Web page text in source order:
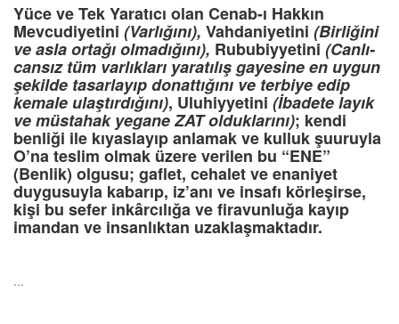
Yüce ve Tek Yaratıcı olan Cenab-ı Hakkın
Mevcudiyetini (Varlığını), Vahdaniyetini (Birliğini
ve asla ortağı olmadığını), Rububiyyetini (Canlı-
cansız tüm varlıkları yaratılış gayesine en uygun
şekilde tasarlayıp donattığını ve terbiye edip
kemale ulaştırdığını), Uluhiyyetini (İbadete layık
ve müstahak yegane ZAT olduklarını); kendi
benliği ile kıyaslayıp anlamak ve kulluk şuuruyla
O’na teslim olmak üzere verilen bu “ENE”
(Benlik) olgusu; gaflet, cehalet ve enaniyet
duygusuyla kabarıp, iz’anı ve insafı körleşirse,
kişi bu sefer inkârcılığa ve firavunluğa kayıp
imandan ve insanlıktan uzaklaşmaktadır.
...